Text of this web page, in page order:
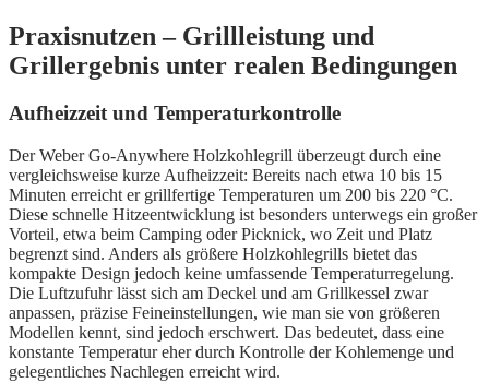
Praxisnutzen – Grillleistung und
Grillergebnis unter realen Bedingungen
Aufheizzeit und Temperaturkontrolle
Der Weber Go-Anywhere Holzkohlegrill überzeugt durch eine
vergleichsweise kurze Aufheizzeit: Bereits nach etwa 10 bis 15
Minuten erreicht er grillfertige Temperaturen um 200 bis 220 °C.
Diese schnelle Hitzeentwicklung ist besonders unterwegs ein großer
Vorteil, etwa beim Camping oder Picknick, wo Zeit und Platz
begrenzt sind. Anders als größere Holzkohlegrills bietet das
kompakte Design jedoch keine umfassende Temperaturregelung.
Die Luftzufuhr lässt sich am Deckel und am Grillkessel zwar
anpassen, präzise Feineinstellungen, wie man sie von größeren
Modellen kennt, sind jedoch erschwert. Das bedeutet, dass eine
konstante Temperatur eher durch Kontrolle der Kohlemenge und
gelegentliches Nachlegen erreicht wird.